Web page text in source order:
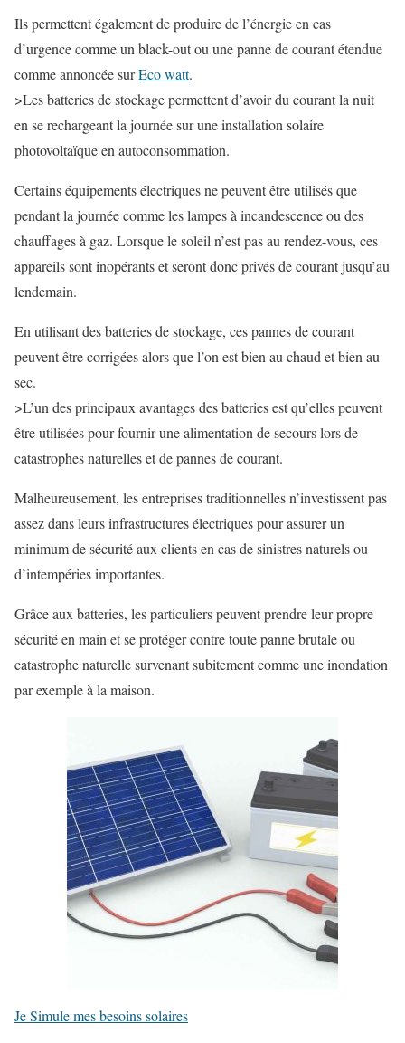
Ils permettent également de produire de l’énergie en cas
d’urgence comme un black-out ou une panne de courant étendue
comme annoncée surEco watt.
>Les batteries de stockage permettent d’avoir du courant la nuit
en se rechargeant la journée sur une installation solaire
photovoltaïque en autoconsommation.
Certains équipements électriques ne peuvent être utilisés que
pendant la journée comme les lampes à incandescence ou des
chauffages à gaz. Lorsque le soleil n’est pas au rendez-vous, ces
appareils sont inopérants et seront donc privés de courant jusqu’au
lendemain.
En utilisant des batteries de stockage, ces pannes de courant
peuvent être corrigées alors que l’on est bien au chaud et bien au
sec.
>L’un des principaux avantages des batteries est qu’elles peuvent
être utilisées pour fournir une alimentation de secours lors de
catastrophes naturelles et de pannes de courant.
Malheureusement, les entreprises traditionnelles n’investissent pas
assez dans leurs infrastructures électriques pour assurer un
minimum de sécurité aux clients en cas de sinistres naturels ou
d’intempéries importantes.
Grâce aux batteries, les particuliers peuvent prendre leur propre
sécurité en main et se protéger contre toute panne brutale ou
catastrophe naturelle survenant subitement comme une inondation
par exemple à la maison.
Je Simule mes besoins solaires